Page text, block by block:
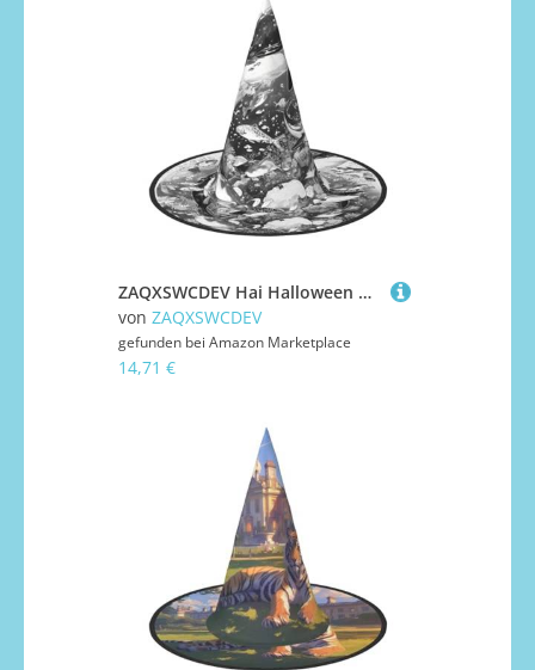
ZAQXSWCDEV Hai Halloween Hut - Gruseliges Party-Kostüm-Accessoire mit Volldruck-Design - Leichter faltbarer Hexenhut für Halloween, Karneval, Maskerade & Rollenspiel-Events
von ZAQXSWCDEV
gefunden bei Amazon Marketplace
14,71 €